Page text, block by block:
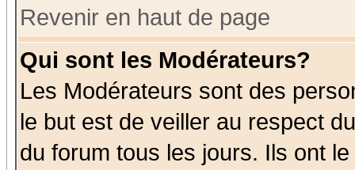
Revenir en haut de page
Qui sont les Modérateurs?
Les Modérateurs sont des
le but est de veiller au respect
du forum tous les jours. Ils ont